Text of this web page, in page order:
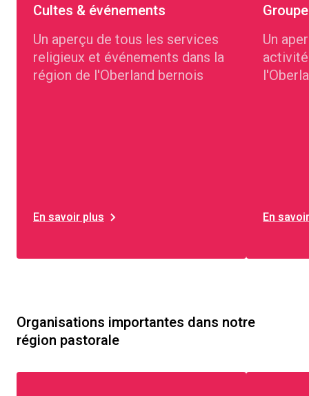
Cultes & événements
Un aperçu de tous les services
religieux et événements dans la
région de l'Oberland bernois
En savoir plus
Un
En
Organisations importantes dans notre
région pastorale